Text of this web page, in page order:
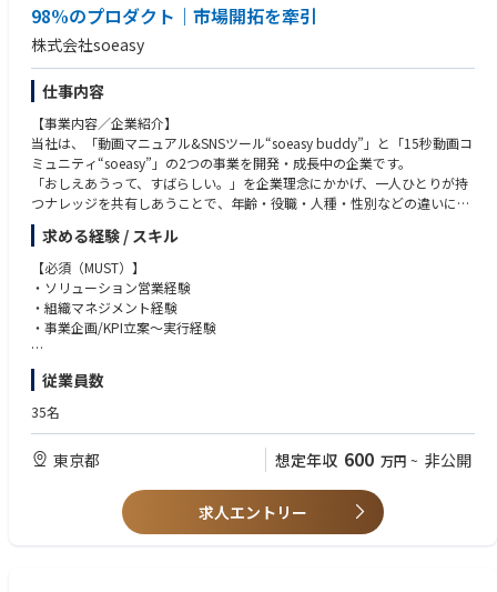
できる知識
＜求める人材像＞
・柔軟性、協調性を持ち、社内外を問わず円滑なコミュニケーションが図
れる方
・知的好奇心が旺盛で、飽くなき探究心を持ち未知の分野へも臆すること
なくチャレンジしていく積極性を有し、新たな市場を自ら開拓する意欲の
ある方
・困難な課題に直面しても一人称で解決に導くことができかつ、率先垂範
で対応にあたることで周囲を統率し牽引することができる方
98%のプロダクト｜市場開拓を牽引
株式会社soeasy
仕事内容
【事業内容／企業紹介】
当社は、「動画マニュアル&SNSツール“soeasy buddy”」と「15秒動画コ
ミュニティ“soeasy”」の2つの事業を開発・成長中の企業です。
「おしえあうって、すばらしい。」を企業理念にかかげ、一人ひとりが持
つナレッジを共有しあうことで、年齢・役職・人種・性別などの違いによ
るコミュニケーションの断絶を解消し、だれもが働きやすく暮らしやすい
社会の実現を目指しています。
【サービスについて】
・動画マニュアル&SNSツール“soeasy buddy for medical”
ノウハウを動画やテキストで組織内にカンタンに蓄積することで、いつで
も簡単におしえあうことができるサービスです。
要な情報を伝えることができます。
また、お客さまの声を基に機能の追加や改善を日々行っており、自動翻訳
などの最新AIも搭載しています。
フローで流れ情報を簡単にストックでき、その情報を整理してしまえるた
め、ナレッジ共有がしやすく、豊富なスタンプやコメントで見た人もリア
たサービスとして、多くのお客様から好評をいただいています。
特に、歯科業界や美容業界では継続利用率98％以上の実績を誇ります。
求める経験 / スキル
【必須（MUST）】
・ソリューション営業経験
・組織マネジメント経験
・事業企画/KPI立案～実行経験
【歓迎（WANT）】
・サービスやプロダクトの企画や運営経験
・ご自身で考えた施策により事業を牽引された経験
【求める人物像】
・物事を前に進めるための行動力と決断力がある方
・収集した情報をもとに仮説を立て、実証や事業化に向けて様々なステー
クホルダーを巻き込み推進できる方
・チームで業務を円滑に推進することができる柔軟性と協調性がある方
従業員数
35名
東京都 想定年収 600 万円 ~ 非公開
求人エントリー